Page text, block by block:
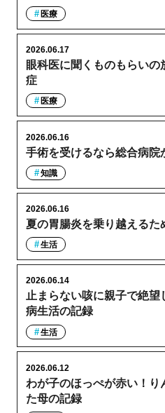
医療
眼科医に聞くものもらい
症
2026.06.17
医療
手術を受けるなら総合病院
2026.06.16
知識
夏の胃腸炎を乗り越えるた
2026.06.16
生活
止まらない咳に親子で絶望
病生活の記録
2026.06.14
生活
わが子のほっぺが赤い！り
た母の記録
2026.06.12